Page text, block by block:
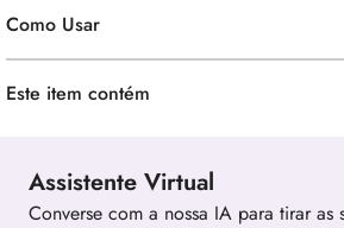
Como Usar
Este item contém
Assistente Virtual
Converse com a nossa IA para tirar as